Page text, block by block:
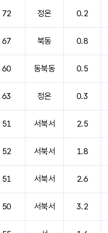
72 정온 0.2
67 북동 0.8
60 동북동 0.5
63 정온 0.3
51 서북서 2.5
52 서북서 1.8
51 서북서 2.6
50 서북서 3.2